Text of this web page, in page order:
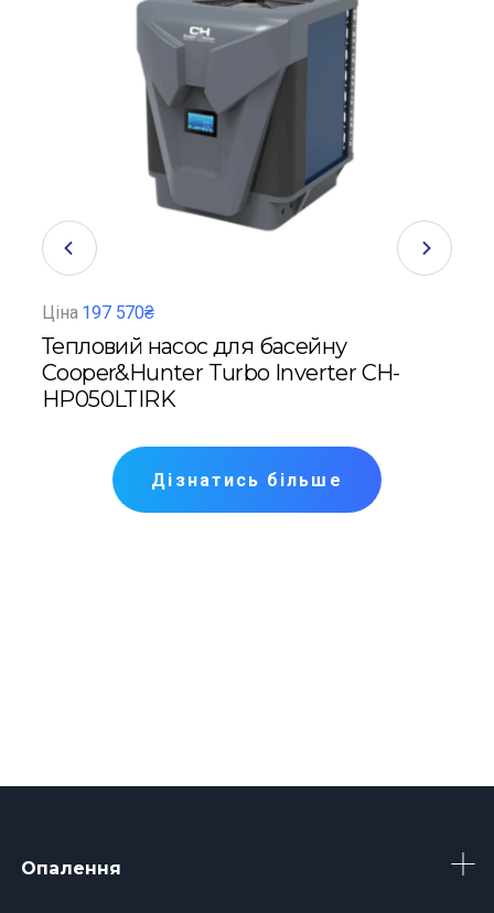
Ціна 197 570₴
Тепловий насос для басейну
Cooper&Hunter Turbo Inverter CH-
HP050LTIRK
Дізнатись більше
Опалення